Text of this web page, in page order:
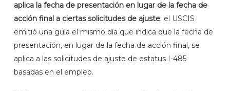
aplica la fecha de presentación en lugar de la fecha de
acción final a ciertas solicitudes de ajuste: el USCIS
emitió una guía el mismo día que indica que la fecha de
presentación, en lugar de la fecha de acción final, se
aplica a las solicitudes de ajuste de estatus I-485
basadas en el empleo.